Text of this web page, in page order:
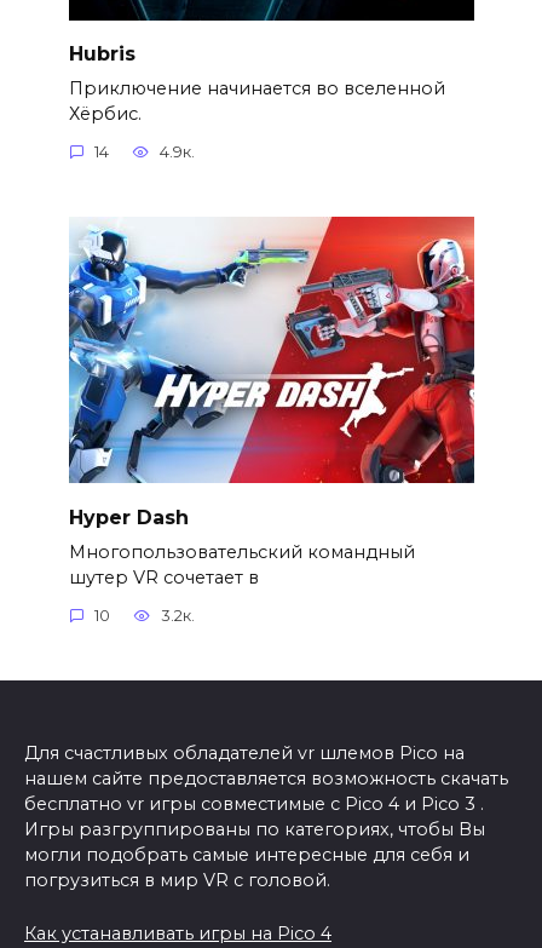
Hubris
Приключение начинается во вселенной
Хёрбис.
14 4.9к.
Hyper Dash
Многопользовательский командный
шутер VR сочетает в
10 3.2к.
Для счастливых обладателей vr шлемов Pico на
нашем сайте предоставляется возможность скачать
бесплатно vr игры совместимые с Pico 4 и Pico 3 .
Игры разгруппированы по категориях, чтобы Вы
могли подобрать самые интересные для себя и
погрузиться в мир VR с головой.
Как устанавливать игры на Pico 4